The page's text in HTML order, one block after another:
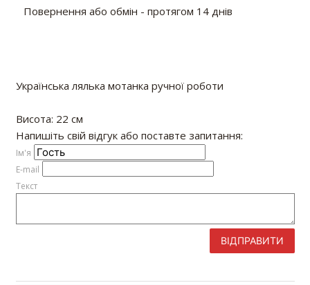
Повернення або обмін - протягом 14 днів
Українська лялька мотанка ручної роботи
Висота: 22 см
Напишіть свій відгук або поставте запитання:
Iм'я
E-mail
Текст
ВІДПРАВИТИ